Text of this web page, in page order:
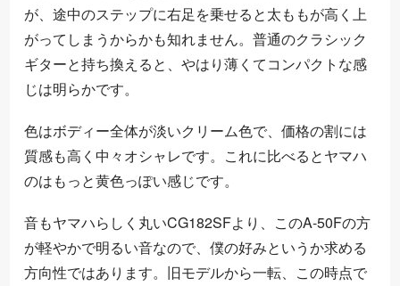
が、途中のステップに右足を乗せると太ももが高く上
がってしまうからかも知れません。普通のクラシック
ギターと持ち換えると、やはり薄くてコンパクトな感
じは明らかです。
色はボディー全体が淡いクリーム色で、価格の割には
質感も高く中々オシャレです。これに比べるとヤマハ
のはもっと黄色っぽい感じです。
音もヤマハらしく丸いCG182SFより、このA-50Fの方
が軽やかで明るい音なので、僕の好みというか求める
方向性ではあります。旧モデルから一転、この時点で